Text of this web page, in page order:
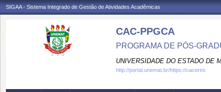
SIGAA - Sistema Integrado de Gestão de Atividades Acadêmicas
CAC-PPGCA
PROGRAMA DE PÓS-
UNIVERSIDADE DO ESTADO DE
http://portal.unemat.br/https://caceres